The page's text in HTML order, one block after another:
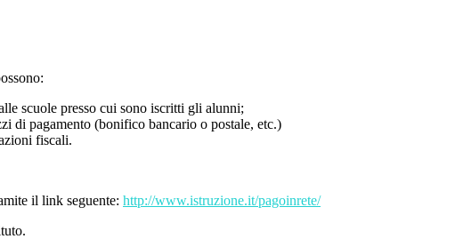
scuole presso cui sono iscritti gli alunni;
di pagamento (bonifico bancario o postale, etc.)
fiscali.
il link seguente: http://www.istruzione.it/pagoinrete/